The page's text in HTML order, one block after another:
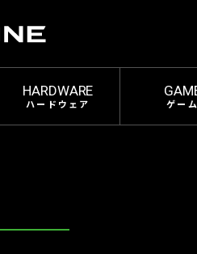
HARDWARE
ハードウェア ゲーム